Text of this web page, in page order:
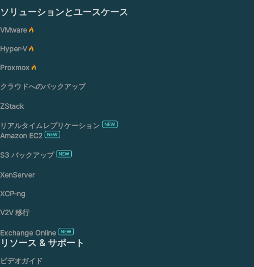
ソリューションとユースケース
VMware
Hyper-V
Proxmox
クラウドへのバックアップ
ZStack
リアルタイムレプリケーション
Amazon EC2
S3 バックアップ
XenServer
XCP-ng
V2V 移行
Exchange Online
リソース & サポート
ビデオガイド